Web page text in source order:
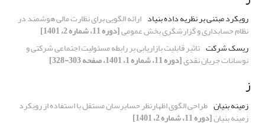
رویکرد مبتنی بر نظریه داده بنیاد ارائه الگویی برای نظارت مالی هوشمند در
نظام حسابداری و گزارشگری بخش عمومی[دوره 11، شماره 2، 1401]
ریسک شرکت تاثیر قابلیت بازاریابی بر رابطه مسئولیت اجتماعی شرکتی و
نوسانات جریان نقدی[دوره 11، شماره 1، 1401، صفحه 303-328]
ز
زمینه بنیان طراحی الگوی اظهارنظر حسابرسان مستقل با استفاده از رویکرد
زمینه بنیان[دوره 11، شماره 2، 1401]